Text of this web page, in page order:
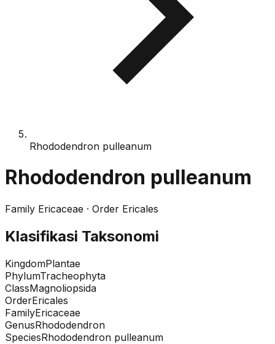
Rhododendron pulleanum
Rhododendron pulleanum
Family Ericaceae · Order Ericales
Klasifikasi Taksonomi
KingdomPlantae
PhylumTracheophyta
ClassMagnoliopsida
OrderEricales
FamilyEricaceae
GenusRhododendron
SpeciesRhododendron pulleanum